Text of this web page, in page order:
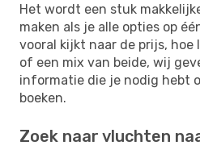
Het wordt een stuk
maken als je alle opties op
vooral kijkt naar de prijs, hoe
of een mix van beide, wij
informatie die je nodig hebt
boeken.
Zoek naar vluchten